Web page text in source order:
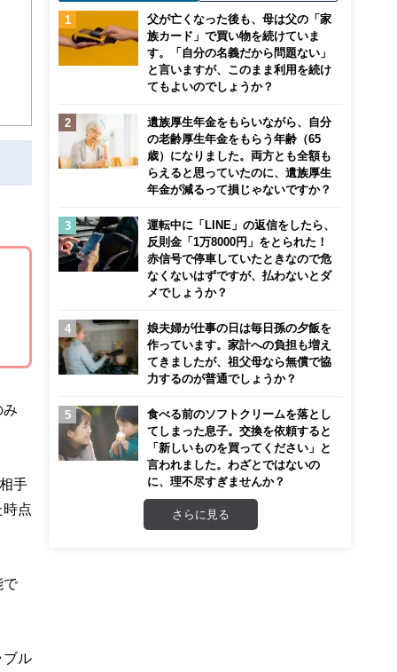
み
手
時点
で
ブル
父が亡くなった後も、母は父の「家
族カード」で買い物を続けていま
す。「自分の名義だから問題ない」
と言いますが、このまま利用を続け
てもよいのでしょうか？
遺族厚生年金をもらいながら、自分
の老齢厚生年金をもらう年齢（65
歳）になりました。両方とも全額も
らえると思っていたのに、遺族厚生
年金が減るって損じゃないですか？
運転中に「LINE」の返信をしたら、
反則金「1万8000円」をとられた！
赤信号で停車していたときなので危
なくないはずですが、払わないとダ
メでしょうか？
娘夫婦が仕事の日は毎日孫の夕飯を
作っています。家計への負担も増え
てきましたが、祖父母なら無償で協
力するのが普通でしょうか？
食べる前のソフトクリームを落とし
てしまった息子。交換を依頼すると
「新しいものを買ってください」と
言われました。わざとではないの
に、理不尽すぎませんか？
さらに見る